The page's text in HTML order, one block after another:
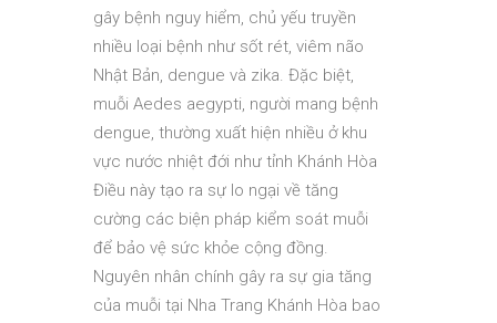
gây bệnh nguy hiểm, chủ yếu truyền
nhiều loại bệnh như sốt rét, viêm não
Nhật Bản, dengue và zika. Đặc biệt,
muỗi Aedes aegypti, người mang bệnh
dengue, thường xuất hiện nhiều ở khu
vực nước nhiệt đới như tỉnh Khánh Hòa
Điều này tạo ra sự lo ngại về tăng
cường các biện pháp kiểm soát muỗi
để bảo vệ sức khỏe cộng đồng.
Nguyên nhân chính gây ra sự gia tăng
của muỗi tại Nha Trang Khánh Hòa bao